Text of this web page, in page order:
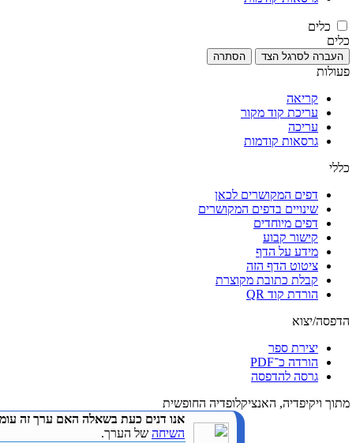
כלים
כלים
העברה לסרגל הצד הסתרה
פעולות
קריאה
עריכת קוד מקור
עריכה
גרסאות קודמות
כללי
דפים המקושרים לכאן
שינויים בדפים המקושרים
דפים מיוחדים
קישור קבוע
מידע על הדף
ציטוט הדף הזה
קבלת כתובת מקוצרת
הורדת קוד QR
הדפסה/יצוא
יצירת ספר
הורדה כ־PDF
גרסה להדפסה
מתוך ויקיפדיה, האנציקלופדיה החופשית
אנו דנים כעת בשאלה האם ערך זה
השיחה של הערך.